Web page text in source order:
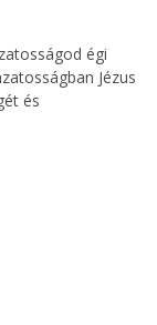
égi
Jézus
és